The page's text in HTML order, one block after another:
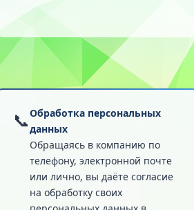
📞Обработка персональных
данных
Обращаясь в компанию по
телефону, электронной почте
или лично, вы даёте согласие
на обработку своих